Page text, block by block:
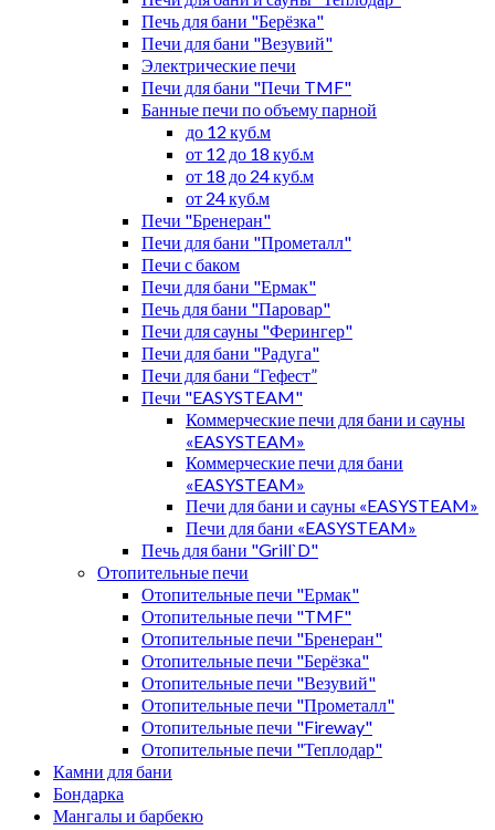
Печь для бани "Берёзка"
Печи для бани "Везувий"
Электрические печи
Печи для бани "Печи TMF"
Банные печи по объему парной
до 12 куб.м
от 12 до 18 куб.м
от 18 до 24 куб.м
от 24 куб.м
Печи "Бренеран"
Печи для бани "Прометалл"
Печи с баком
Печи для бани "Ермак"
Печь для бани "Паровар"
Печи для сауны "Ферингер"
Печи для бани "Радуга"
Печи для бани “Гефест”
Печи "EASYSTEAM"
Коммерческие печи для бани и сауны
«EASYSTEAM»
Коммерческие печи для бани
«EASYSTEAM»
Печи для бани и сауны «EASYSTEAM»
Печи для бани «EASYSTEAM»
Печь для бани "Grill`D"
Отопительные печи
Отопительные печи "Ермак"
Отопительные печи "TMF"
Отопительные печи "Бренеран"
Отопительные печи "Берёзка"
Отопительные печи "Везувий"
Отопительные печи "Прометалл"
Отопительные печи "Fireway"
Отопительные печи "Теплодар"
Камни для бани
Бондарка
Мангалы и барбекю